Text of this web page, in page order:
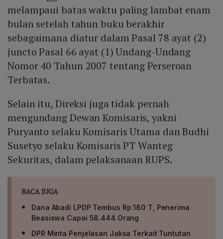
melampaui batas waktu paling lambat enam
bulan setelah tahun buku berakhir
sebagaimana diatur dalam Pasal 78 ayat (2)
juncto Pasal 66 ayat (1) Undang-Undang
Nomor 40 Tahun 2007 tentang Perseroan
Terbatas.
Selain itu, Direksi juga tidak pernah
mengundang Dewan Komisaris, yakni
Puryanto selaku Komisaris Utama dan Budhi
Susetyo selaku Komisaris PT Wanteg
Sekuritas, dalam pelaksanaan RUPS.
BACA JUGA
Dana Abadi LPDP Tembus Rp 180 T, Penerima
Beasiswa Capai 58.444 Orang
DPR Minta Penjelasan Jaksa Terkait Tuntutan